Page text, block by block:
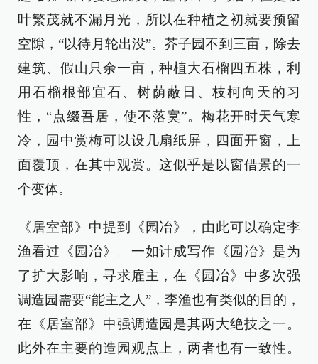
叶繁茂就不漏月光，所以在种植之初就要预留
空隙，“以待月轮出没”。芥子园不到三亩，除去
建筑、假山只余一亩，种植大石榴四五株，利
用石榴根部宜石、树荫蔽日、枝柯向天的习
性，“点缀吾居，使不落寞”。梅花开时天气寒
冷，园中赏梅可以设几扇纸屏，四面开窗，上
面覆顶，在其中观赏。这似乎是以窗借景的一
个变体。
《居室部》中提到《园冶》，由此可以确定李
渔看过《园冶》。一如计成写作《园冶》是为
了扩大影响，寻求雇主，在《园冶》中多次强
调造园需要“能主之人”，李渔也有类似的目的，
在《居室部》中强调造园是其两大绝技之一。
此外在主要的造园观点上，两者也有一致性。